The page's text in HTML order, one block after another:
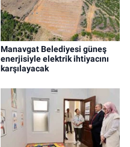
Manavgat Belediyesi güneş
enerjisiyle elektrik ihtiyacını
karşılayacak